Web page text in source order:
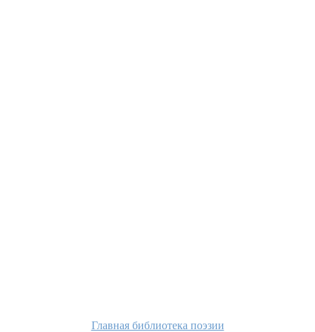
Главная библиотека поэзии